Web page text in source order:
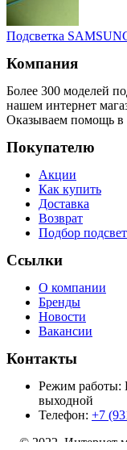
Подсветка
Компания
Более 300 моделей
нашем интернет
Оказываем помощь в
Покупателю
Акции
Как купить
Доставка
Возврат
Подбор
Ссылки
О компании
Бренды
Новости
Вакансии
Контакты
Режим
выходной
Телефон: +7
© 2022 Интернет